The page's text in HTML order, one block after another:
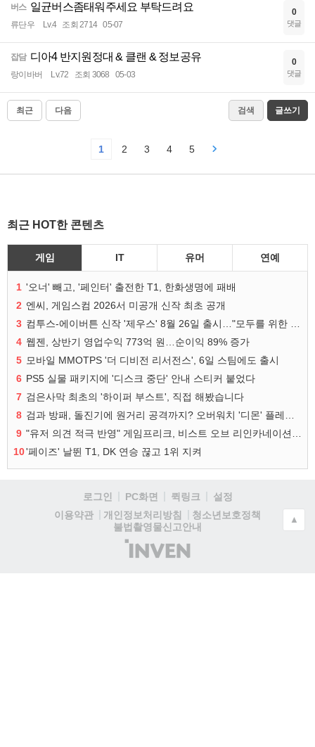
버스 일균버스좀태워주세요 부탁드려요
류단우 Lv.4 조회 2714 05-07
0
댓글
잡담 디아4 반지원정대 & 클랜 & 정보공유
랑이바버 Lv.72 조회 3068 05-03
0
댓글
최근 다음 검색 글쓰기
1 2 3 4 5
최근 HOT한 콘텐츠
게임 IT 유머 연예
1 '오너' 빼고, '페인터' 출전한 T1, 한화생명에 패배
2 엔씨, 게임스컴 2026서 미공개 신작 최초 공개
3
4 웹젠, 상반기 영업수익 773억 원…순이익 89% 증가
5 모바일 MMOTPS '더 디비전 리서전스', 6일 스팀에도 출시
6 PS5 실물 패키지에 '디스크 중단' 안내 스티커 붙었다
7 검은사막 최초의 '하이퍼 부스트', 직접 해봤습니다
8
9
10'페이즈' 날뛴 T1, DK 연승 끊고 1위 지켜
로그인 PC화면 퀵링크
설정
이용약관
개인정보처리방침
청소년보호정책
불법촬영물신고안내
(주)
인
▲